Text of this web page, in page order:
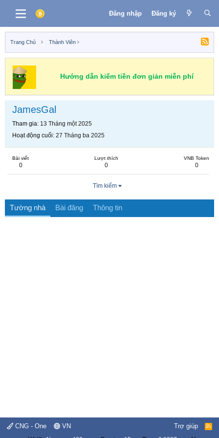
Đăng nhập Đăng ký
Trang Chủ Thành Viên
Hướng dẫn kiếm tiền đơn giản miễn phí
JamesGal
Tham gia 13 Tháng một 2025
Hoạt động cuối 27 Tháng ba 2025
Bài viết
0
Lượt thích
0
VNB Token
0
Tìm kiếm
Tường nhà Bài đăng Thông tin
CNG - One VN Trợ giúp
R